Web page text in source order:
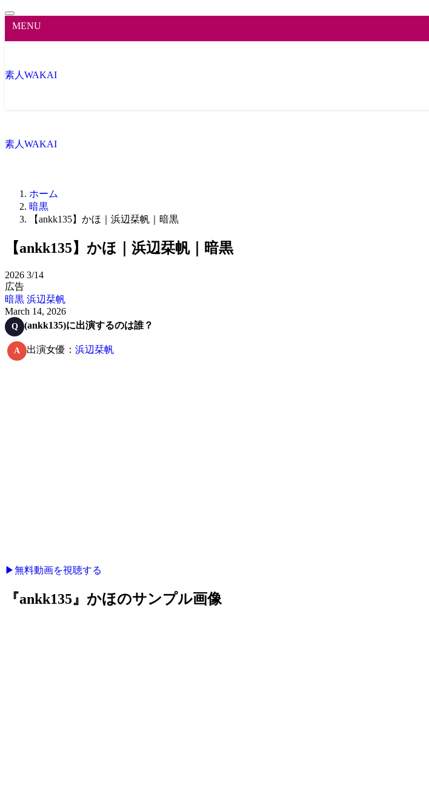
MENU
素人WAKAI
素人WAKAI
ホーム
暗黒
【ankk135】かほ｜浜辺栞帆｜暗黒
【ankk135】かほ｜浜辺栞帆｜暗黒
2026 3/14
広告
暗黒 浜辺栞帆
March 14, 2026
Q (ankk135)に出演するのは誰？
A 出演女優： 浜辺栞帆
▶︎無料動画を視聴する
『ankk135』かほのサンプル画像